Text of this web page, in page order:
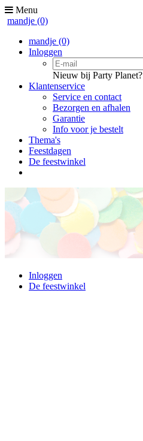
Menu
mandje (0)
mandje (0)
Inloggen
Nieuw bij Party Planet?
Klantenservice
Service en contact
Bezorgen en afhalen
Garantie
Info voor je bestelt
Thema's
Feestdagen
De feestwinkel
Inloggen
De feestwinkel